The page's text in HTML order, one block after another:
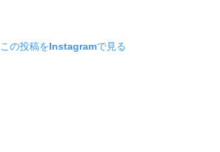
この投稿をInstagramで見る